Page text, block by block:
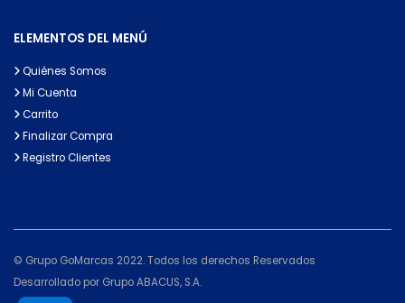
ELEMENTOS DEL MENÚ
Quiénes Somos
Mi Cuenta
Carrito
Finalizar Compra
Registro Clientes
© Grupo GoMarcas 2022. Todos los derechos Reservados
Desarrollado por Grupo ABACUS, S.A.